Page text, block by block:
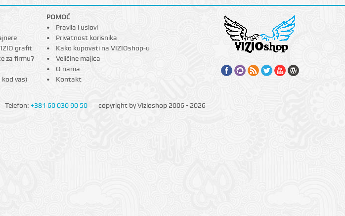
grafit
za firmu?
kod vas)
POMOĆ
Pravila i uslovi
Privatnost korisnika
Kako kupovati na VIZIOshop-u
Veličine majica
O nama
Kontakt
Telefon: +381 60 030 90 50 copyright by Vizioshop 2006 - 2026